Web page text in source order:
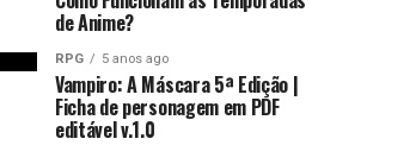
de Anime?
RPG 5 anos ago
Vampiro: A Máscara 5ª Edição |
Ficha de personagem em PDF
editável v.1.0